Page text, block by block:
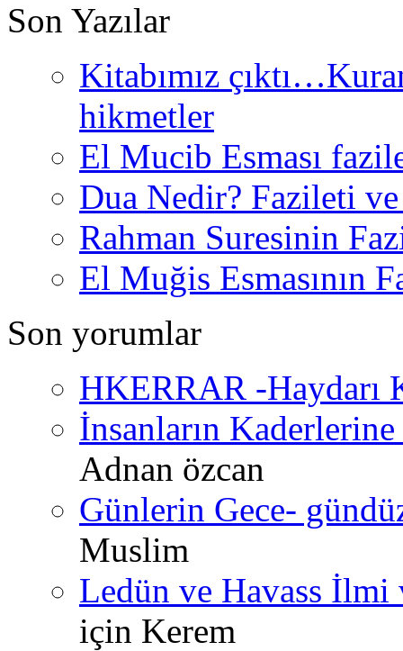
Son Yazılar
Kitabımız
hikmetler
El Mucib Esması
Dua Nedir? Fazileti
Rahman Suresinin
El Muğis Esmasının
Son yorumlar
HKERRAR -Haydarı
İnsanların
Adnan özcan
Günlerin Gece-
Muslim
Ledün ve Havass İlmi
için Kerem